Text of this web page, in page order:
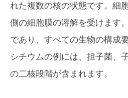
れた複数の核の状態です。細
側の細胞膜の溶解を受けます
であり、すべての生物の構成
シチウムの例には、担子菌、
の二核段階が含まれます。